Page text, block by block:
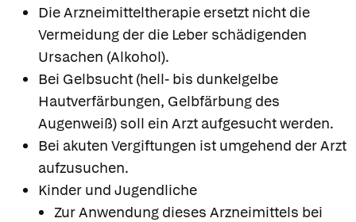
Die Arzneimitteltherapie ersetzt nicht die
Vermeidung der die Leber schädigenden
Ursachen (Alkohol).
Bei Gelbsucht (hell- bis dunkelgelbe
Hautverfärbungen, Gelbfärbung des
Augenweiß) soll ein Arzt aufgesucht werden.
Bei akuten Vergiftungen ist umgehend der Arzt
aufzusuchen.
Kinder und Jugendliche
Zur Anwendung dieses Arzneimittels bei